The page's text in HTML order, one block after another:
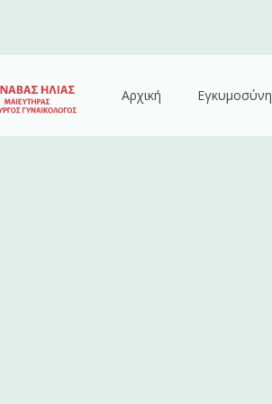
Αρχική Εγκυμοσύνη